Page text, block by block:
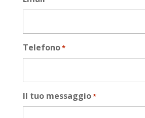
Telefono*
Il tuo messaggio*